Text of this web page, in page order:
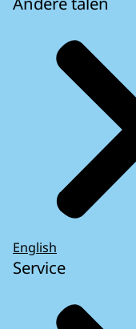
English
Service